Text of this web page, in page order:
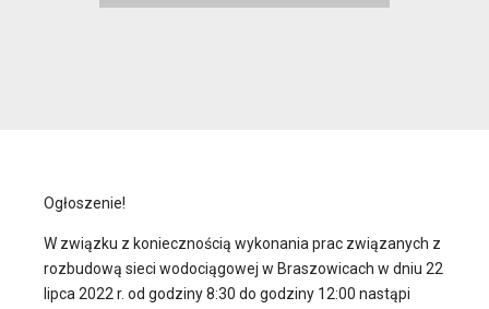
Ogłoszenie!
W związku z koniecznością wykonania prac związanych z
rozbudową sieci wodociągowej w Braszowicach w dniu 22
lipca 2022 r. od godziny 8:30 do godziny 12:00 nastąpi